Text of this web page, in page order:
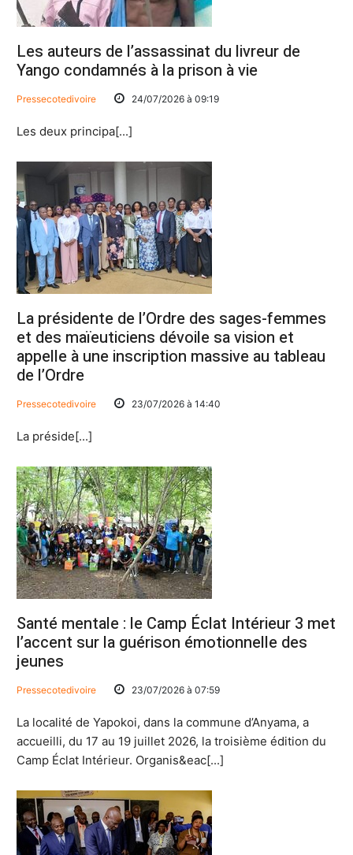
Les auteurs de l’assassinat du livreur de
Yango condamnés à la prison à vie
Pressecotedivoire 24/07/2026 à 09:19
Les deux principa[...]
La présidente de l’Ordre des sages-femmes
et des maïeuticiens dévoile sa vision et
appelle à une inscription massive au tableau
de l’Ordre
Pressecotedivoire 23/07/2026 à 14:40
La préside[...]
Santé mentale : le Camp Éclat Intérieur 3 met
l’accent sur la guérison émotionnelle des
jeunes
Pressecotedivoire 23/07/2026 à 07:59
La localité de Yapokoi, dans la commune d’Anyama, a
accueilli, du 17 au 19 juillet 2026, la troisième édition du
Camp Éclat Intérieur. Organis&eac[...]